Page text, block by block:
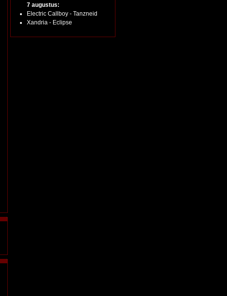
7 augustus:
Electric Callboy - Tanzneid
Xandria - Eclipse